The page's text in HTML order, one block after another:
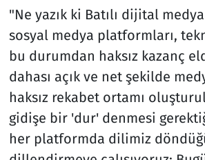
"Ne yazık ki Batılı dijital
sosyal medya platformları,
bu durumdan haksız kazanç
dahası açık ve net şekilde
haksız rekabet ortamı
gidişe bir 'dur' denmesi
her platformda dilimiz